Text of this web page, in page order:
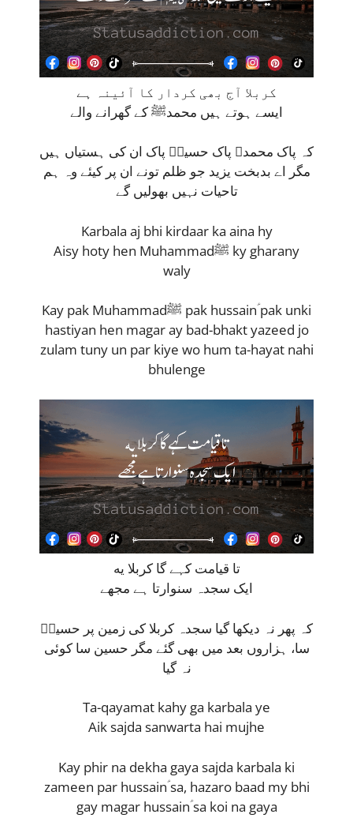
کربلا آج بھی کردار کا آئینہ ہے
ایسے ہوتے ہیں محمدﷺ کے گھرانے والے
کہ پاک محمدﷺ پاک حسینؑ پاک ان کی ہستیاں ہیں
مگر اے بدبخت یزید جو ظلم تونے ان پر کیئے وہ ہم
تاحیات نہیں بھولیں گے
Karbala aj bhi kirdaar ka aina hy
Aisy hoty hen Muhammadﷺ ky gharany
waly
Kay pak Muhammadﷺ pak hussainؑ pak unki
hastiyan hen magar ay bad-bhakt yazeed jo
zulam tuny un par kiye wo hum ta-hayat nahi
bhulenge
تا قیامت کہے گا کربلا یه
ایک سجدہ سنوارتا ہے مجھے
کہ پھر نہ دیکھا گیا سجدہ کربلا کی زمین پر حسینؑ
سا، ہزاروں بعد میں بھی گئے مگر حسین سا کوئی
نہ گیا
Ta-qayamat kahy ga karbala ye
Aik sajda sanwarta hai mujhe
Kay phir na dekha gaya sajda karbala ki
zameen par hussainؑ sa, hazaro baad my bhi
gay magar hussainؑ sa koi na gaya